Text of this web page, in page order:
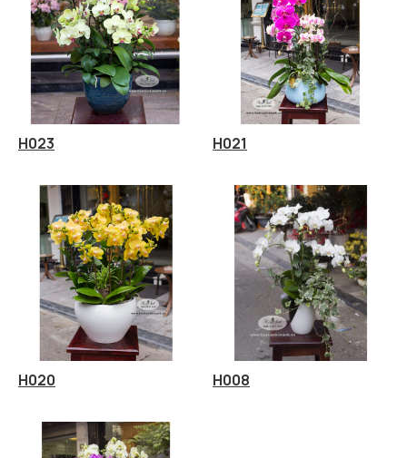
H023 H021
H020 H008